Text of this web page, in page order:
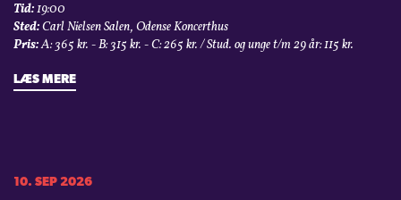
Tid:19:00
Sted:Carl Nielsen Salen, Odense Koncerthus
Pris:A: 365 kr. - B: 315 kr. - C: 265 kr. / Stud. og unge t/m 29 år: 115 kr.
LÆS MERE
10. SEP 2026